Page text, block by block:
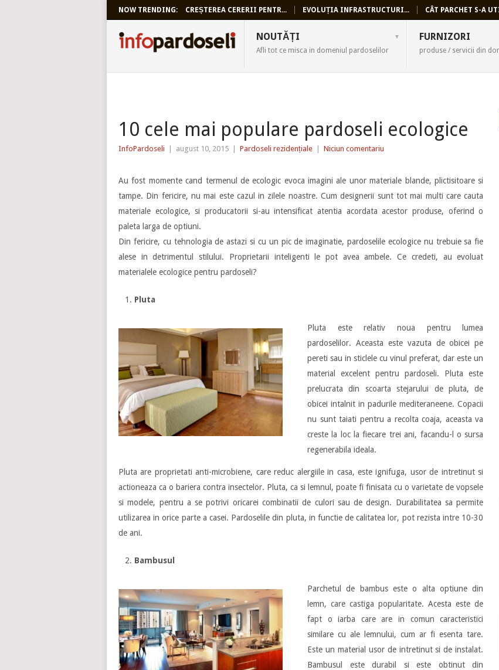
NOW TRENDING: CREȘTEREA CERERII PENTR... EVOLUȚIA INFRASTRUCTURI... CÂT PARCHET S-A
INFOPARDOSELI
NOUTĂȚI
Afli tot ce misca in domeniul pardoselilor
FURNIZORI
produse / servicii din
10 cele mai populare pardoseli ecologice
InfoPardoseli august 10, 2015 Pardoseli rezidențiale Niciun comentariu
Au fost momente cand termenul de ecologic evoca imagini ale unor materiale blande, plictisitoare si
tampe. Din fericire, nu mai este cazul in zilele noastre. Cum designerii sunt tot mai multi care cauta
materiale ecologice, si producatorii si-au intensificat atentia acordata acestor produse, oferind o
paleta larga de optiuni.
Din fericire, cu tehnologia de astazi si cu un pic de imaginatie, pardoselile ecologice nu trebuie sa fie
alese in detrimentul stilului. Proprietarii inteligenti le pot avea ambele. Ce credeti, au evoluat
materialele ecologice pentru pardoseli?
Pluta
Pluta este relativ noua pentru lumea
pardoselilor. Aceasta este vazuta de obicei pe
pereti sau in sticlele cu vinul preferat, dar este un
material excelent pentru pardoseli. Pluta este
prelucrata din scoarta stejarului de pluta, de
obicei intalnit in padurile mediteraneene. Copacii
nu sunt taiati pentru a recolta coaja, aceasta va
creste la loc la fiecare trei ani, facandu-l o sursa
regenerabila ideala.
Pluta are proprietati anti-microbiene, care reduc alergiile in casa, este ignifuga, usor de intretinut si
actioneaza ca o bariera contra insectelor. Pluta, ca si lemnul, poate fi finisata cu o varietate de vopsele
si modele, pentru a se potrivi oricarei combinatii de culori sau de design. Durabilitatea sa permite
utilizarea in orice parte a casei. Pardoselile din pluta, in functie de calitatea lor, pot rezista intre 10-30
de ani.
Bambusul
Parchetul de bambus este o alta optiune din
lemn, care castiga popularitate. Acesta este de
fapt o iarba care are in comun caracteristici
similare cu ale lemnului, cum ar fi esenta tare.
Este un material usor de intretinut si de instalat.
Bambusul este durabil si este obtinut din